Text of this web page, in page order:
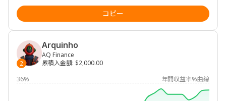
コピー
2
Arquinho
AQ Finance
累積入金額: $2,000.00
36%
年間収益率%曲線